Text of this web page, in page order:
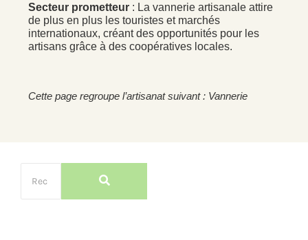
Secteur prometteur: La vannerie artisanale attire
de plus en plus les touristes et marchés
internationaux, créant des opportunités pour les
artisans grâce à des coopératives locales.
Cette page regroupe l’artisanat suivant : Vannerie